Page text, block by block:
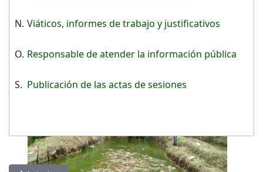
N. Viáticos, informes de trabajo y justificativos
O. Responsable de atender la información pública
S. Publicación de las actas de sesiones